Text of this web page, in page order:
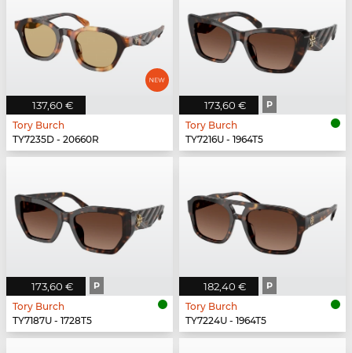
137,60 €
Tory Burch
TY7235D - 20660R
173,60 € P
Tory Burch
TY7216U - 1964T5
173,60 € P
Tory Burch
TY7187U - 1728T5
182,40 € P
Tory Burch
TY7224U - 1964T5